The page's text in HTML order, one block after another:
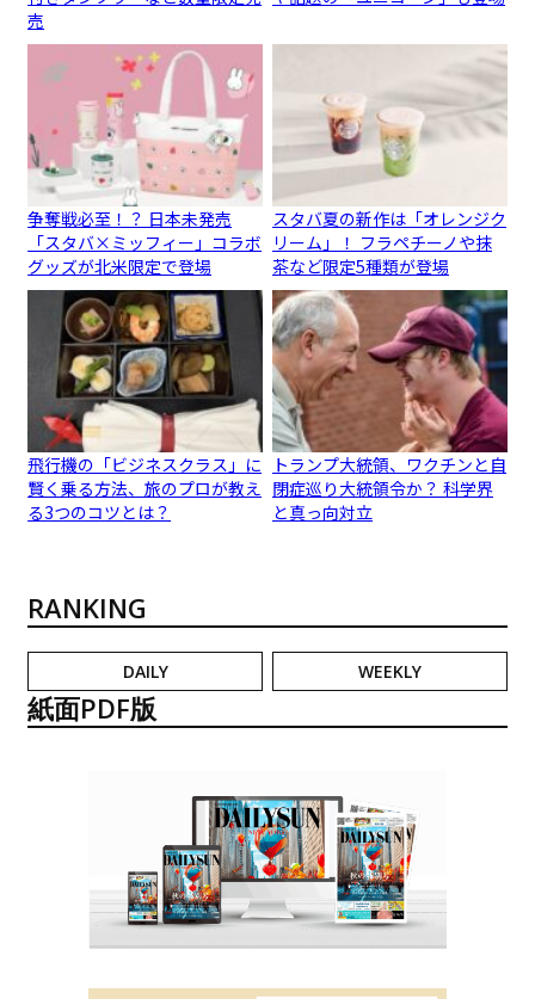
売
争奪戦必至！？ 日本未発売
「スタバ×ミッフィー」コラボ
グッズが北米限定で登場
スタバ夏の新作は「オレンジク
リーム」！ フラペチーノや抹
茶など限定5種類が登場
飛行機の「ビジネスクラス」に
賢く乗る方法、旅のプロが教え
る3つのコツとは？
トランプ大統領、ワクチンと自
閉症巡り大統領令か？ 科学界
と真っ向対立
RANKING
DAILY WEEKLY
紙面PDF版